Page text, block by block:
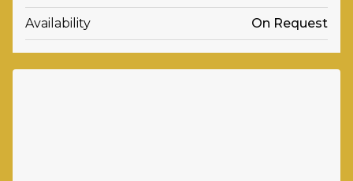
Availability On Request